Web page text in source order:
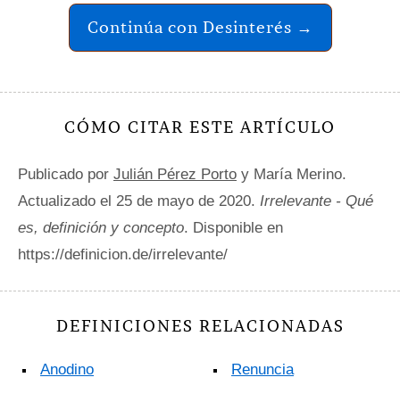
Continúa con Desinterés →
CÓMO CITAR ESTE ARTÍCULO
Publicado por Julián Pérez Porto y María Merino.
Actualizado el 25 de mayo de 2020. Irrelevante - Qué
es, definición y concepto. Disponible en
https://definicion.de/irrelevante/
DEFINICIONES RELACIONADAS
Anodino Renuncia